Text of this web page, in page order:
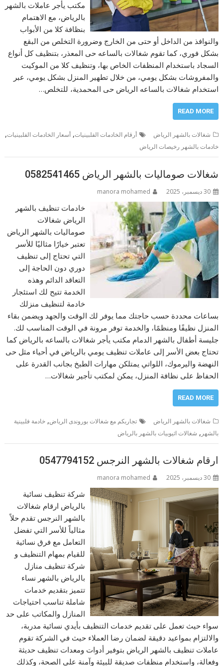
مكتب يأجر عاملات بالشهر
بالرياض، مع الاهتمام
بنظافة كلا من الأبواب
والنوافذ من الداخل أو حتى من الخارج وضرورة التخلص من البقع
بشكل فوري، كما تقوم شغالات بالساعه حى المعذر، بتنظيف كل أنواع
السجاد باستخدام المنظفات الخاص بها، وتنظيف كلا من الموكيت
والمفروشات بشكل يومي، من خلال تطهير المنزل بشكل يومي، عبر
استخدام شغالات بالساعه الرياض حى المحمدية، للتخلص…
READ MORE
شغالات بالشهر الرياض أرقام الخادمات الفلبينيات,أسعار الخادمات الفلبينيات,
خادمات بالشهر رخيصات الرياض
شغالات صوماليات بالشهر الرياض 0582541465
30 ديسمبر، 2025 manora mohamed
خادمات تنظيف بالشهر
الرياض شغالات
صوماليات بالشهر الرياض
تعتبر خيارًا مثاليًا للأسر
التي تحتاج إلى تنظيف
دوري دون الحاجة إلى
التعاقد الدائم وهذه
الخدمة تتيح لك استئجار
خادمة لتنظيف منزلك
بساعات محددة حسب حاجتك مما يوفر لك الوقت والجهد ويضمن بقاء
المنزل نظيفًا ومنظمًا، والخدمة توفر مرونة في الوقت المناسب لك.
جليسة أطفال بالشهر الدمام مكتب يأجر شغالات بالساعه بالرياض كما
تحتاج بعض الأسر إلى عاملات تنظيف يومي بالرياض في أحياء مثل حى
النهضة واليرموك، اللواتي يمتلكن مهارات الطبخ بجانب القدرة على
الحفاظ على نظافة المنزل، يمكن لمكتب تأجير شغالات…
READ MORE
شغالات بالشهر الرياض تجاربكم مع شغالات بوروندى الرياض,خادمة فلبينية
بالشهر , شغالات اثيوبيات بالشهر بالرياض
ارقام شغالات بالشهر النرجس 0547794152
30 ديسمبر، 2025 manora mohamed
شركة تنظيف نسائية
بالرياض ارقام شغالات
بالشهر النرجس تقدم حلاً
مثالياً للأسر التي تفضل
التعامل مع فرق نسائية
للقيام بمهام التنظيف و
شركة تنظيف منازل
بالرياض بالشهر نساء
تتميز بتقديم خدمات
شاملة تناسب احتياجات
المنازل والمكاتب على حد
سواء حيث تعمل على تقديم خدمات التنظيف بأيدي نسائية مدربة،
والالتزام بمواعيد دقيقة لضمان رضا العملاء حيث في الشركة تقوم
عاملات تنظيف بالشهر الرياض بتوفير أدوات ومعدات تنظيف حديثة
وفعالة، واستخدام منظفات صديقة للبيئة وآمنة على الصحة، وكذلك